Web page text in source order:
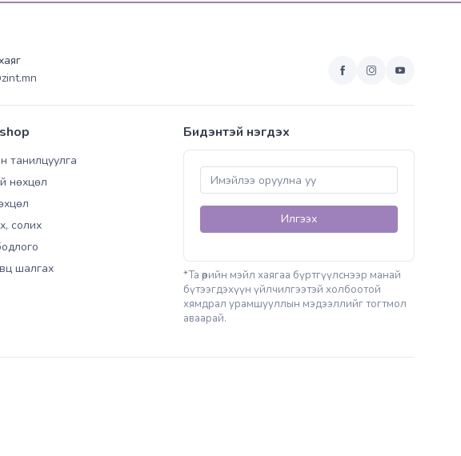
танилцуулга
нөхцөл
солих
шалгах
Бидэнтэй нэгдэх
Илгээх
*Та өөрийн мэйл хаягаа бүртгүүлснээр манай
бүтээгдэхүүн үйлчилгээтэй холбоотой
хямдрал урамшууллын мэдээллийг тогтмол
аваарай.